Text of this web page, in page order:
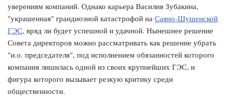
уверениям компаний. Однако карьера Василия Зубакина,
"украшенная" грандиозной катастрофой на Саяно-Шушенской
ГЭС, вряд ли будет успешной и удачной. Нынешнее решение
Совета директоров можно рассматривать как решение убрать
"и.о. председателя", под исполнением обязанностей которого
компания лишилась одной из своих крупнейших ГЭС, и
фигура которого вызывает резкую критику среди
общественности.